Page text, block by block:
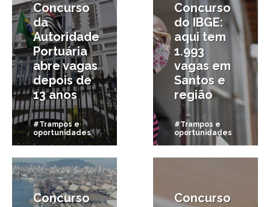
Concurso
da
Autoridade
Portuária
abre vagas
depois de
13 anos
#Trampos e
oportunidades
Concurso
do IBGE:
aqui tem
1.993
vagas em
Santos e
região
#Trampos e
oportunidades
18/01/2021
Concurso
17/01/2020
Concurso